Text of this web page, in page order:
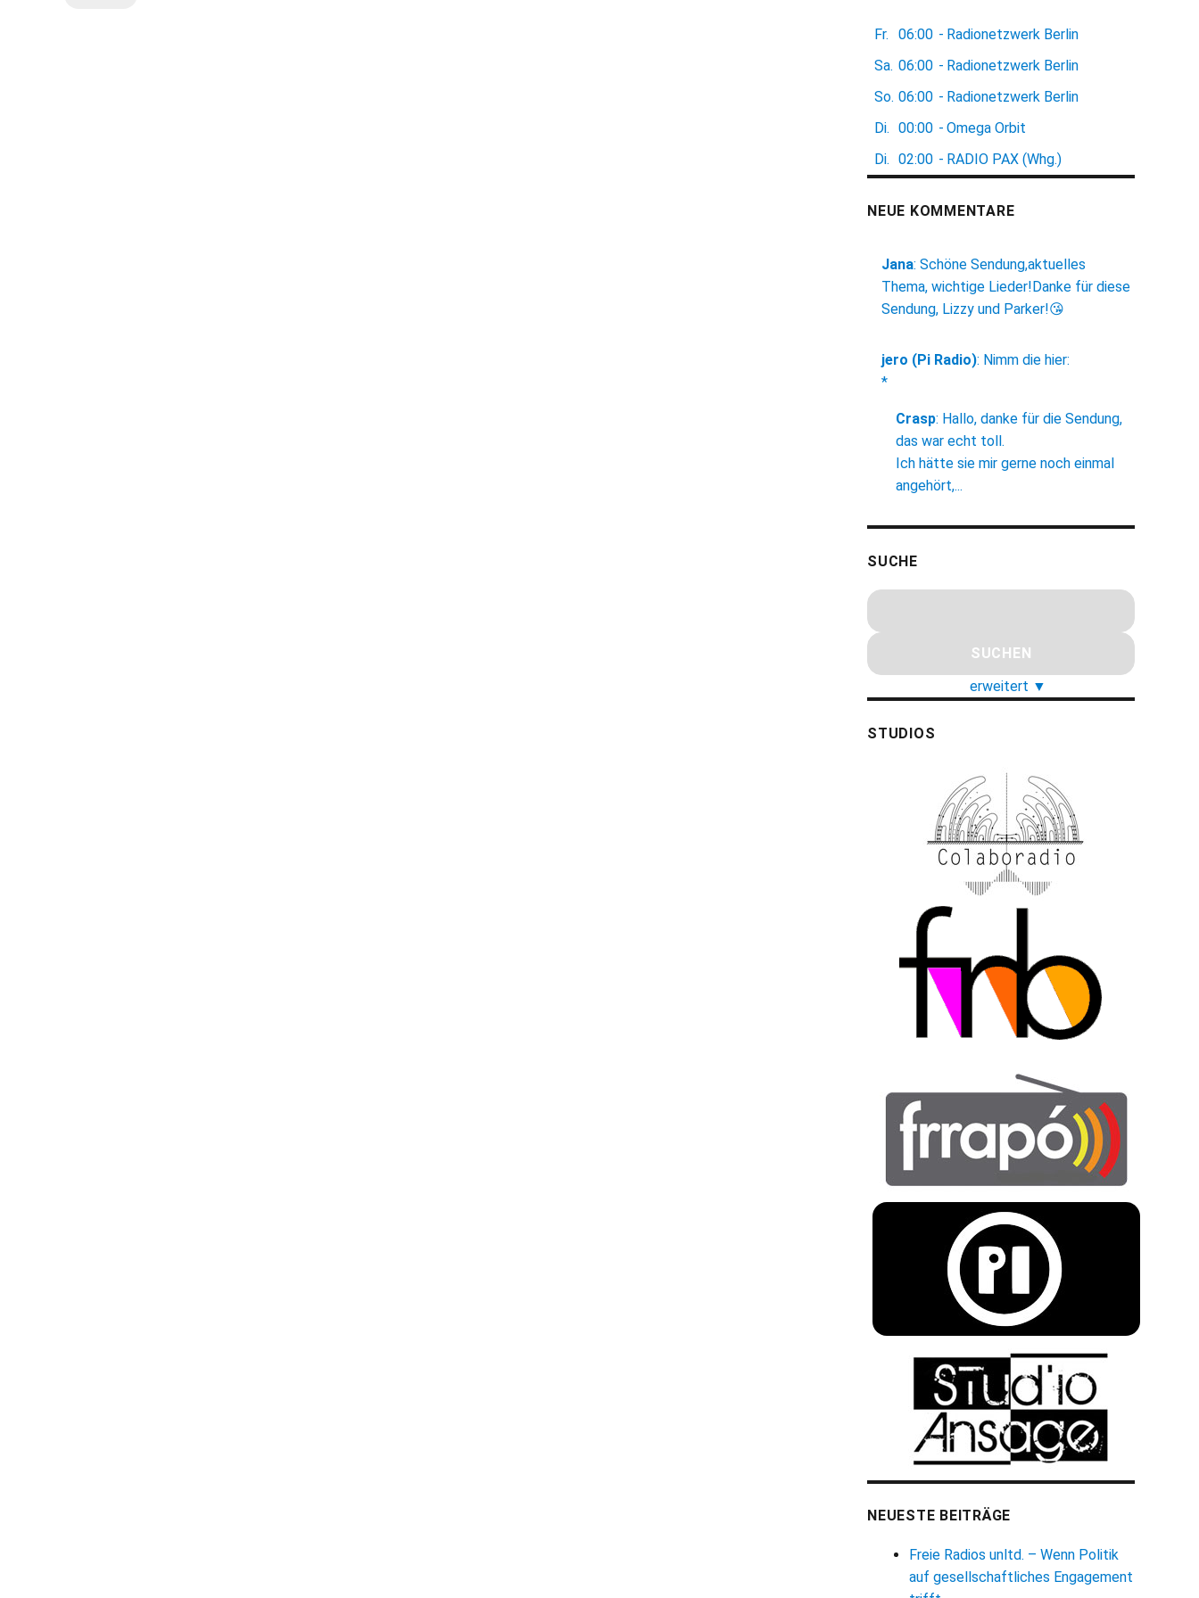
Fr. 06:00 - Radionetzwerk Berlin
Sa. 06:00 - Radionetzwerk Berlin
So. 06:00 - Radionetzwerk Berlin
Di. 00:00 - Omega Orbit
Di. 02:00 - RADIO PAX (Whg.)
NEUE KOMMENTARE
Jana: Schöne Sendung,aktuelles
Thema, wichtige Lieder!Danke für diese
Sendung, Lizzy und Parker!😘
jero (Pi Radio): Nimm die hier:
*
Crasp: Hallo, danke für die Sendung,
das war echt toll.
Ich hätte sie mir gerne noch einmal
angehört,...
SUCHE
erweitert ▼
STUDIOS
NEUESTE BEITRÄGE
Freie Radios unltd. – Wenn Politik
auf gesellschaftliches Engagement